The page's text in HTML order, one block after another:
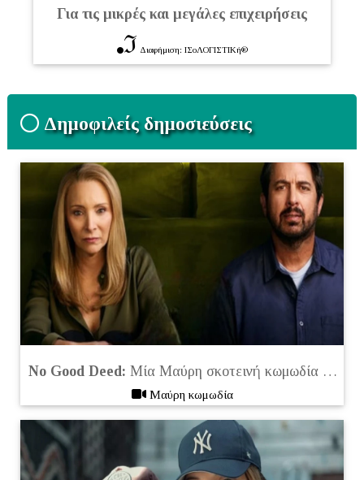
Για τις μικρές και μεγάλες επιχειρήσεις
ℑ Διαφήμιση: ΙΣοΛΟΓΙΣΤΙΚή®
Δημοφιλείς δημοσιεύσεις
No Good Deed: Μία Μαύρη σκοτεινή κωμωδία στο Netflix που πρέπει να δείτε (2024)
Μαύρη κωμωδία